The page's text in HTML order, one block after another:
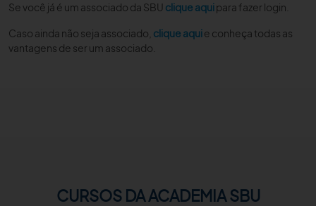
SBU NO CONSULTÓRIO
EDUCAÇÃO CONTINUADA
Se você já é um associado da SBU clique aquipara fazer login.
Caso ainda não seja associado, clique aquie conheça todas as
vantagens de ser um associado.
CURSOS DA ACADEMIA SBU